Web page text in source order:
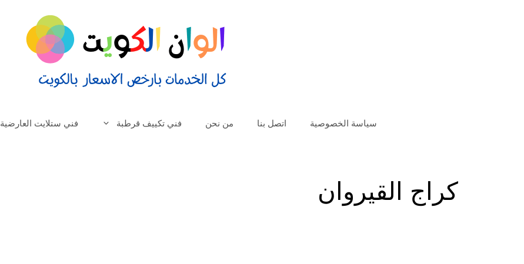
سياسة الخصوصية اتصل بنا من نحن فني تكييف قرطبة فني ستلايت العارضية
كراج القيروان